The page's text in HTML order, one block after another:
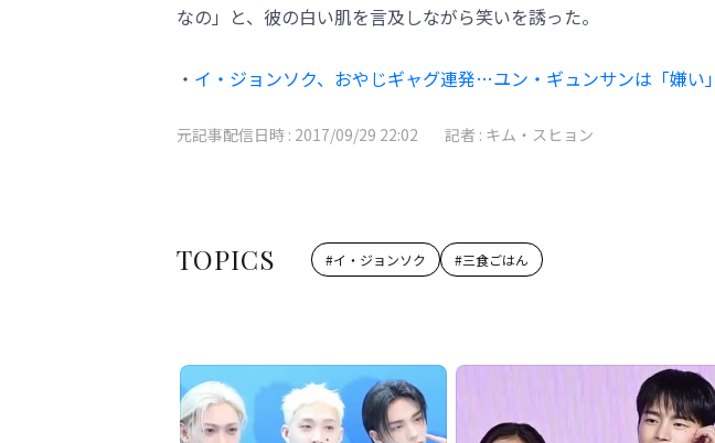
なの」と、彼の白い肌を言及しながら笑いを誘った。
・ イ・ジョンソク、おやじギャグ連発…ユン・ギュンサンは「嫌い」
元記事配信日時 : 2017/09/29 22:02 記者 : キム・スヒョン
TOPICS #イ・ジョンソク #三食ごはん